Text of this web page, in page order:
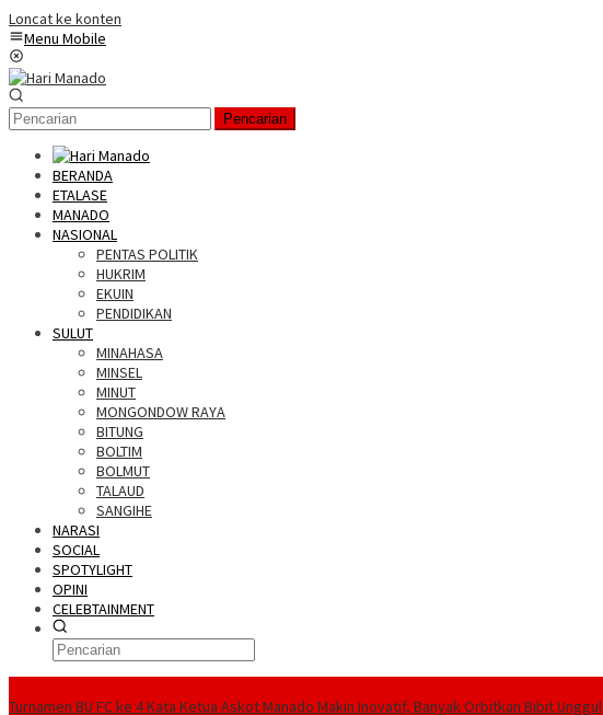
Loncat ke konten
Menu Mobile
Pencarian
BERANDA
ETALASE
MANADO
NASIONAL
PENTAS POLITIK
HUKRIM
EKUIN
PENDIDIKAN
SULUT
MINAHASA
MINSEL
MINUT
MONGONDOW RAYA
BITUNG
BOLTIM
BOLMUT
TALAUD
SANGIHE
NARASI
SOCIAL
SPOTYLIGHT
OPINI
CELEBTAINMENT
Turnamen BU FC ke 4 Kata Ketua Askot Manado Makin Inovatif, Banyak Orbitkan Bibit Unggul